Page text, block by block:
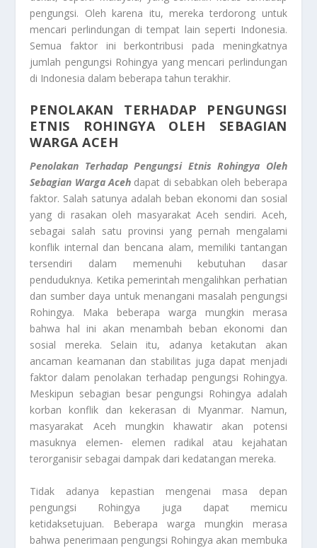
pengungsi. Oleh karena itu, mereka terdorong untuk
mencari perlindungan di tempat lain seperti Indonesia.
Semua faktor ini berkontribusi pada meningkatnya
jumlah pengungsi Rohingya yang mencari perlindungan
di Indonesia dalam beberapa tahun terakhir.
PENOLAKAN TERHADAP PENGUNGSI
ETNIS ROHINGYA OLEH SEBAGIAN
WARGA ACEH
Penolakan Terhadap Pengungsi Etnis Rohingya Oleh
Sebagian Warga Aceh dapat di sebabkan oleh beberapa
faktor. Salah satunya adalah beban ekonomi dan sosial
yang di rasakan oleh masyarakat Aceh sendiri. Aceh,
sebagai salah satu provinsi yang pernah mengalami
konflik internal dan bencana alam, memiliki tantangan
tersendiri dalam memenuhi kebutuhan dasar
penduduknya. Ketika pemerintah mengalihkan perhatian
dan sumber daya untuk menangani masalah pengungsi
Rohingya. Maka beberapa warga mungkin merasa
bahwa hal ini akan menambah beban ekonomi dan
sosial mereka. Selain itu, adanya ketakutan akan
ancaman keamanan dan stabilitas juga dapat menjadi
faktor dalam penolakan terhadap pengungsi Rohingya.
Meskipun sebagian besar pengungsi Rohingya adalah
korban konflik dan kekerasan di Myanmar. Namun,
masyarakat Aceh mungkin khawatir akan potensi
masuknya elemen- elemen radikal atau kejahatan
terorganisir sebagai dampak dari kedatangan mereka.
Tidak adanya kepastian mengenai masa depan
pengungsi Rohingya juga dapat memicu
ketidaksetujuan. Beberapa warga mungkin merasa
bahwa penerimaan pengungsi Rohingya akan membuka